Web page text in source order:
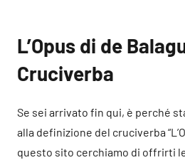
L’Opus di de
Cruciverba
Se sei arrivato fin qui, è perché
alla definizione del cruciverba
questo sito cerchiamo di offrirti